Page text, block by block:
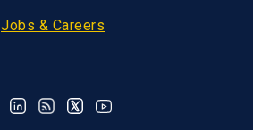
Jobs & Careers